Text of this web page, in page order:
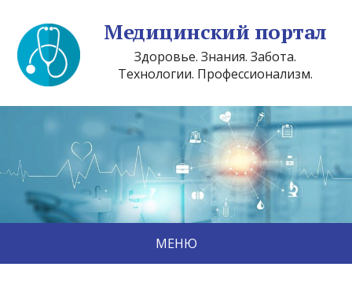
Медицинский портал
Здоровье. Знания. Забота.
Технологии. Профессионализм.
МЕНЮ